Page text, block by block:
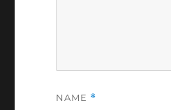
NAME *